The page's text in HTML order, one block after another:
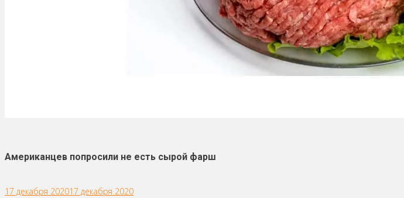
Американцев попросили не есть сырой фарш
17 декабря 202017 декабря 2020